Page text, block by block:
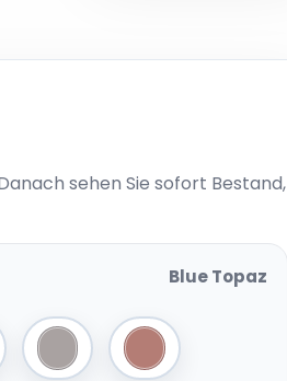
sehen Sie sofort Bestand,
Blue Topaz
Moonstone Rose Quartz